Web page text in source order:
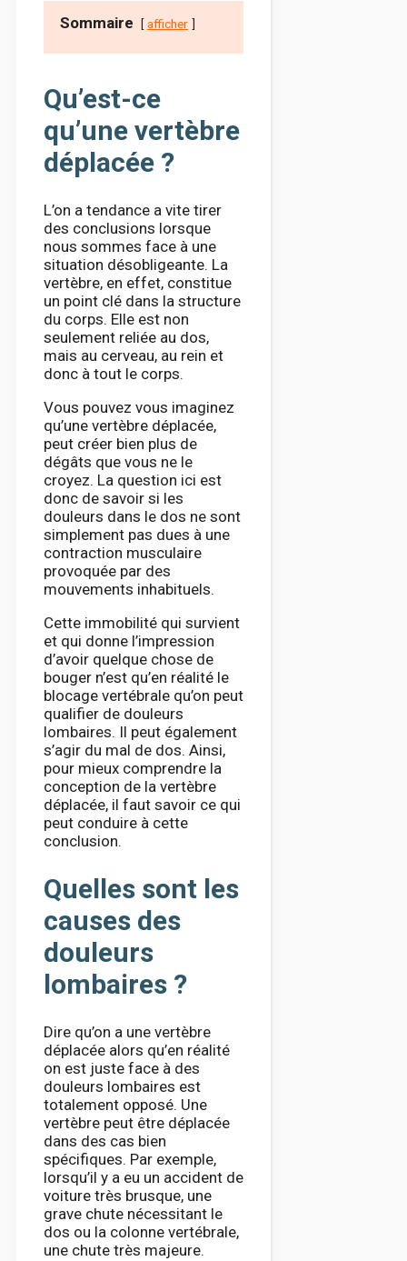
Sommaire afficher
Qu’est-ce
qu’une vertèbre
déplacée ?
L’on a tendance a vite tirer
des conclusions lorsque
nous sommes face à une
situation désobligeante. La
vertèbre, en effet, constitue
un point clé dans la structure
du corps. Elle est non
seulement reliée au dos,
mais au cerveau, au rein et
donc à tout le corps.
Vous pouvez vous imaginez
qu’une vertèbre déplacée,
peut créer bien plus de
dégâts que vous ne le
croyez. La question ici est
donc de savoir si les
douleurs dans le dos ne sont
simplement pas dues à une
contraction musculaire
provoquée par des
mouvements inhabituels.
Cette immobilité qui survient
et qui donne l’impression
d’avoir quelque chose de
bouger n’est qu’en réalité le
blocage vertébrale qu’on peut
qualifier de douleurs
lombaires. Il peut également
s’agir du mal de dos. Ainsi,
pour mieux comprendre la
conception de la vertèbre
déplacée, il faut savoir ce qui
peut conduire à cette
conclusion.
Quelles sont les
causes des
douleurs
lombaires ?
Dire qu’on a une vertèbre
déplacée alors qu’en réalité
on est juste face à des
douleurs lombaires est
totalement opposé. Une
vertèbre peut être déplacée
dans des cas bien
spécifiques. Par exemple,
lorsqu’il y a eu un accident de
voiture très brusque, une
grave chute nécessitant le
dos ou la colonne vertébrale,
une chute très majeure.